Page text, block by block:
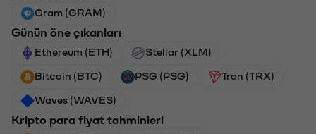
Gram (GRAM)
Günün öne çıkanları
Ethereum (ETH) Stellar (XLM)
Bitcoin (BTC) PSG (PSG) Tron (TRX)
Waves (WAVES)
Kripto para fiyat tahminleri